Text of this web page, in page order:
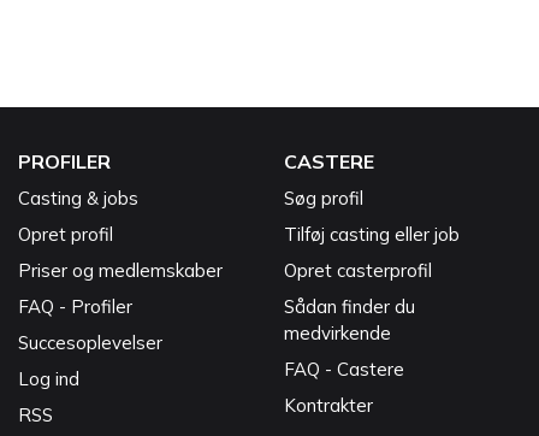
PROFILER
Casting & jobs
Opret profil
Priser og medlemskaber
FAQ - Profiler
Succesoplevelser
Log ind
RSS
CASTERE
Søg profil
Tilføj casting eller job
Opret casterprofil
Sådan finder du
medvirkende
FAQ - Castere
Kontrakter